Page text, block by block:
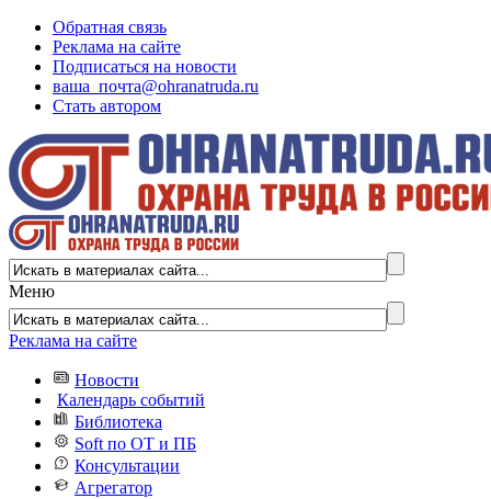
Обратная связь
Реклама на сайте
Подписаться на новости
ваша_почта@ohranatruda.ru
Стать автором
Меню
Реклама на сайте
Новости
Календарь событий
Библиотека
Soft по ОТ и ПБ
Консультации
Агрегатор